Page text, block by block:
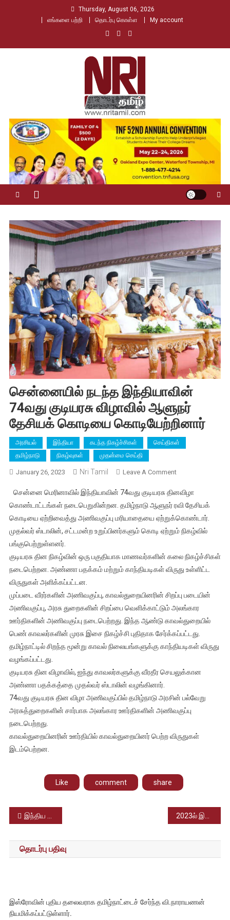
Thursday, August 06, 2026
எங்களை பற்றி
தொடர்பு கொள்ள My account
Nri Tamil
உலக தமிழர்களின் உரத்த குரல்
சென்னையில் நடந்த இந்தியாவின்
74வது குடியரசு விழாவில் ஆளுநர்
தேசியக் கொடியை கொடியேற்றினார்
அரசியல் இந்தியா கடந்த நிகழ்ச்சிகள்
செய்திகள்
தமிழ்நாடு
நிகழ்வுகள் முதன்மை செய்தி
January 26, 2023 Nri Tamil Leave A CommentOn
நடந்த
இந்தியாவின்
74வது
குடியரசு
ஆளுநர்
தேசியக்
கொடியேற்றினார்
சென்னை மெரினாவில் இந்தியாவின் 74வது குடியரசு தினவிழா
கொண்டாட்டங்கள் நடைபெறுகின்றன. தமிழ்நாடு ஆளுநர் ரவி தேசியக்
கொடியை ஏற்றிவைத்து அணிவகுப்பு மரியாதையை ஏற்றுக்கொண்டார்.
முதல்வர் ஸ்டாலின், சட்டமன்ற உறுப்பினர்களும் கொடி ஏற்றும் நிகழ்வில்
பங்குபெற்றுள்ளனர்.
குடியரசு தின நிகழ்வின் ஒரு பகுதியாக மாணவர்களின் கலை நிகழ்ச்சிகள்
நடைபெற்றன. அண்ணா பதக்கம் மற்றும் காந்தியடிகள் விருது உள்ளிட்ட
விருதுகள் அளிக்கப்பட்டன.
முப்படை வீரர்களின் அணிவகுப்பு, காவல்துறையினரின் சிறப்பு படையின்
அணிவகுப்பு, அரசு துறைகளின் சிறப்பை வெளிக்காட்டும் அலங்கார
ஊர்திகளின் அணிவகுப்பு நடைபெற்றது. இந்த ஆண்டு காவல்துறையில்
பெண் காவலர்களின் முரசு இசை நிகழ்ச்சி புதிதாக சேர்க்கப்பட்டது.
தமிழ்நாட்டில் சிறந்த மூன்று காவல் நிலையங்களுக்கு காந்தியடிகள் விருது
வழங்கப்பட்டது.
குடியரசு தின விழாவில், ஐந்து காவலர்களுக்கு வீரதீர செயலுக்கான
அண்ணா பதக்கத்தை முதல்வர் ஸ்டாலின் வழங்கினார்.
74வது குடியரசு தின விழா அணிவகுப்பில் தமிழ்நாடு அரசின் பல்வேறு
அரசுத்துறைகளின் சார்பாக அலங்கார ஊர்திகளின் அணிவகுப்பு
நடைபெற்றது.
காவல்துறையினரின் ஊர்தியில் காவல்துறையினர் பெற்ற விருதுகள்
இடம்பெற்றன.
Like comment share
Post
navigation
இந்திய கிரிக்கெட் வீரர் கே.எல்.ராகுல்,பிரபல பாலிவுட் நடிகர் சுனீல் ஷெட்டி மகள் அதியா ஷெட்டி இருவருக்கும் திருமணம் நடைபெற்றது. 2023ல் இந்தியாவின் உயரிய விருதான பத்ம விருதுகளை பெறும் தமிழர்கள்
தொடர்பு பதிவு
இஸ்ரோவின் புதிய தலைவராக தமிழ்நாட்டைச் சேர்ந்த வி.நாராயணன்
நியமிக்கப்பட்டுள்ளார்.